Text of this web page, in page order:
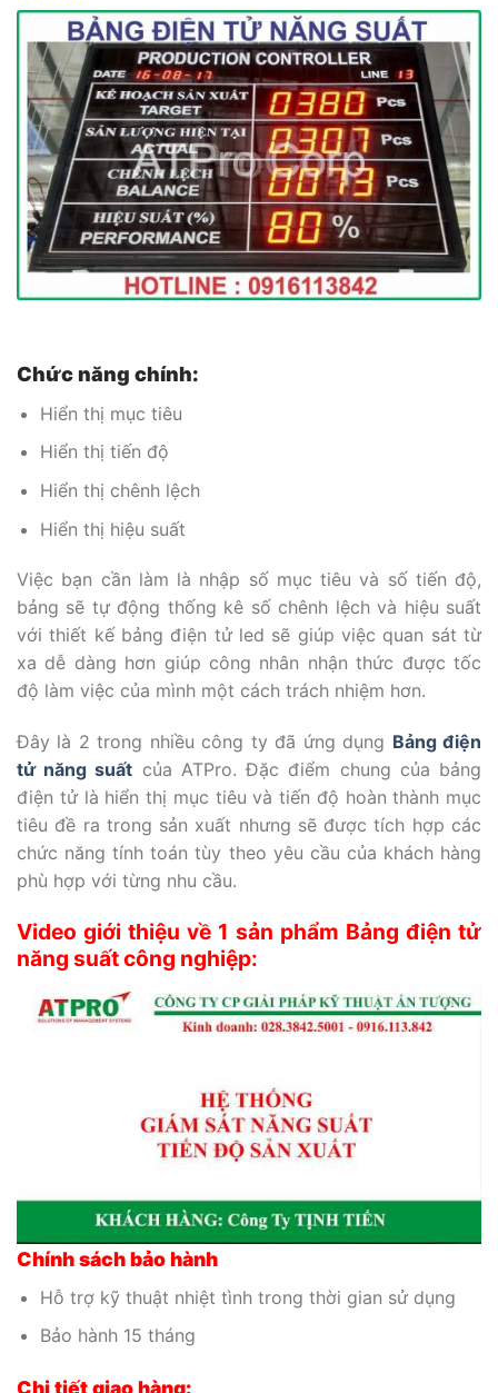
Chức năng chính:
Hiển thị mục tiêu
Hiển thị tiến độ
Hiển thị chênh lệch
Hiển thị hiệu suất
Việc bạn cần làm là nhập số mục tiêu và số tiến độ,
bảng sẽ tự động thống kê số chênh lệch và hiệu suất
với thiết kế bảng điện tử led sẽ giúp việc quan sát từ
xa dễ dàng hơn giúp công nhân nhận thức được tốc
độ làm việc của mình một cách trách nhiệm hơn.
Đây là 2 trong nhiều công ty đã ứng dụng Bảng điện
tử năng suất của ATPro. Đặc điểm chung của bảng
điện tử là hiển thị mục tiêu và tiến độ hoàn thành mục
tiêu đề ra trong sản xuất nhưng sẽ được tích hợp các
chức năng tính toán tùy theo yêu cầu của khách hàng
phù hợp với từng nhu cầu.
Video giới thiệu về 1 sản phẩm Bảng điện tử
năng suất công nghiệp:
Chính sách bảo hành
Hỗ trợ kỹ thuật nhiệt tình trong thời gian sử dụng
Bảo hành 15 tháng
Chi tiết giao hàng: